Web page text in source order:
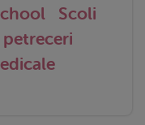
Scoli